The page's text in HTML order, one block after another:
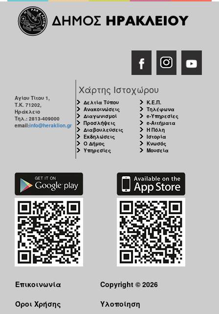
Αγίου Τίτου 1,
Τ.Κ. 71202,
Ηράκλειο
Τηλ.: 2813-409000
email:info@heraklion.gr
Χάρτης Ιστοχώρου
Δελτία Τύπου
Ανακοινώσεις
Διαγωνισμοί
Προσλήψεις
Διαβουλεύσεις
Εκδηλώσεις
Ο Δήμος
Υπηρεσίες
Κ.Ε.Π.
Τηλέφωνα
e-Υπηρεσίες
e-Αιτήματα
Η Πόλη
Ιστορία
Κνωσός
Μουσεία
Επικοινωνία
Όροι Χρήσης
Copyright © 2026
Υλοποίηση